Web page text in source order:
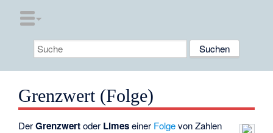
Grenzwert (Folge)
DerGrenzwertoder Limeseiner Folgevon Zahlen